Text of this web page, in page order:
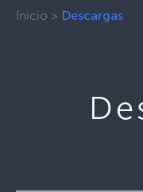
Inicio > Descargas